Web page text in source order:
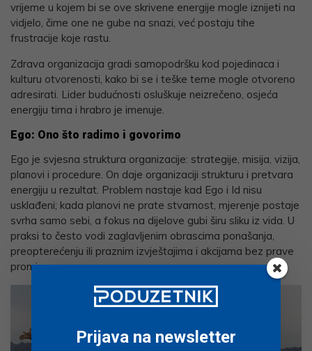
vrijeme u kojem bi se ove skrivene energije mogle iznijeti na
vidjelo, čime one ne gube na snazi, već postaju tihe
frustracije koje rastu.
Zdrava organizacija gradi samopodršku kod pojedinaca i
kulturu otvorenosti, kako bi se i teške teme mogle otvoreno
adresirati. Lider budućnosti osluškuje neizrečeno, osjeća
energiju tima i hrabro je imenuje.
Ego: Ono što radimo i govorimo
Ego je svjesna struktura organizacije: strategije, misija, vizija,
planovi i procedure. On daje organizaciji strukturu i pretvara
energiju u rezultat. Problem nastaje kad Ego i Id nisu
usklađeni; kada planovi ne prate stvarnost, mjerenje postaje
svrha samo sebi, a fokus na dijelove gubi širu sliku iz vida. U
praksi to često vodi zaglavljenim obrascima ponašanja,
preopterećenju ili praznim izvještajima i akcijama bez prave
promjene.
Prijava na newsletter